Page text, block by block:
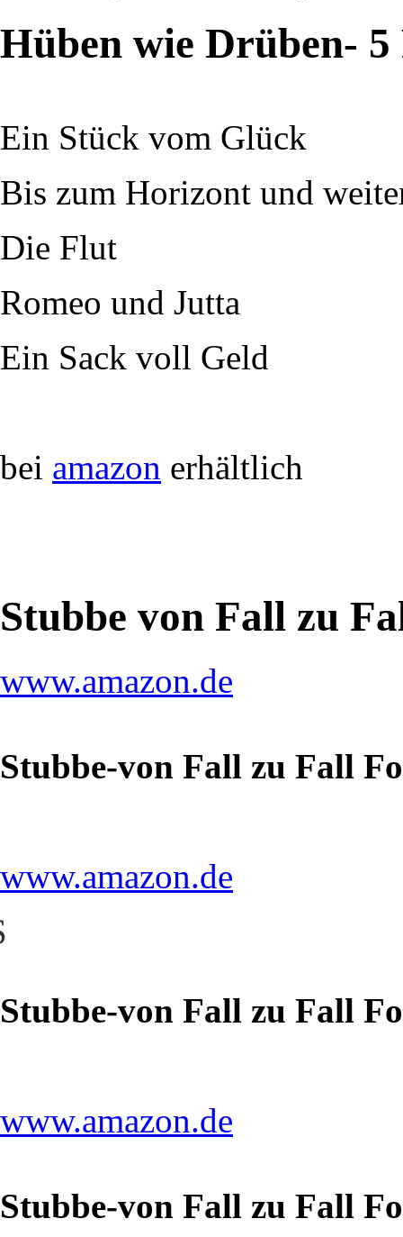
Hüben wie Drüben-
Ein Stück vom Glück
Bis zum Horizont und
Die Flut
Romeo und Jutta
Ein Sack voll Geld
bei amazon erhältlich
Stubbe von Fall zu
www.amazon.de
Stubbe-von Fall zu Fall
www.amazon.de
Stubbe-von Fall zu Fall
www.amazon.de
Stubbe-von Fall zu Fall